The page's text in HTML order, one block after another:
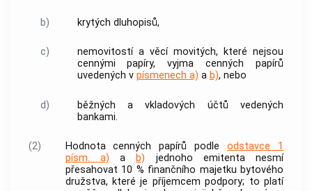
b) krytých dluhopisů,
c) nemovitostía věcí movitých, které nejsou
cennými papíry, vyjmacenných papírů
uvedených v písmenech a) a b), nebo
d)
běžných a vkladových účtů vedených
bankami.
(2) Hodnotacenných papírů podleodstavce 1
písm. a) ab) jednoho emitenta nesmí
přesahovat 10 % finančního majetku bytového
družstva, které je příjemcempodpory; to platí